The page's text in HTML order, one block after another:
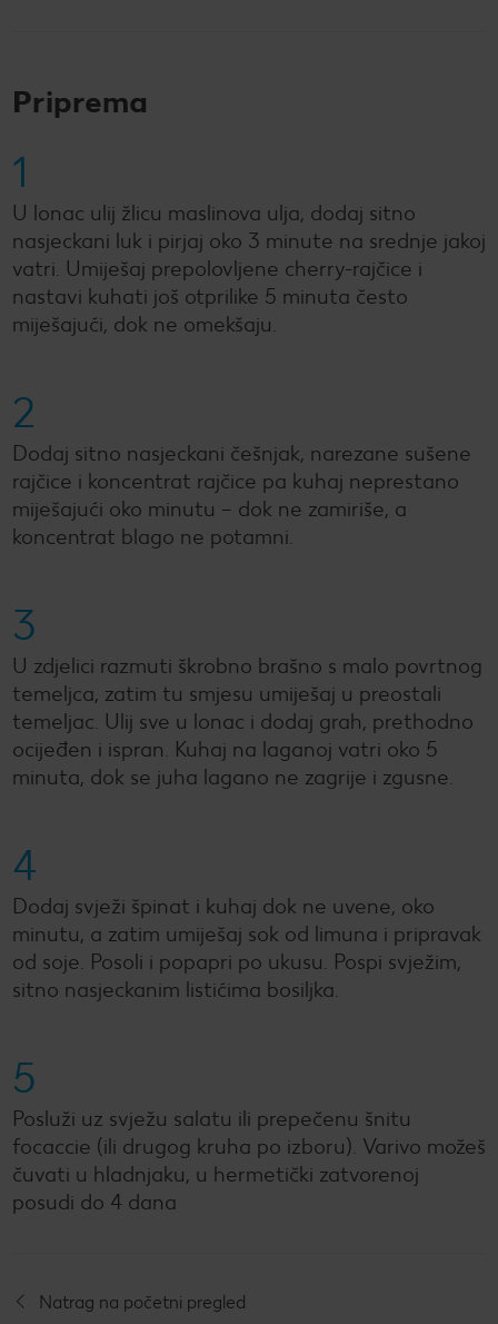
Priprema
1
U lonac ulij žlicu maslinova ulja, dodaj sitno
nasjeckani luk i pirjaj oko 3 minute na srednje jakoj
vatri. Umiješaj prepolovljene cherry-rajčice i
nastavi kuhati još otprilike 5 minuta često
miješajući, dok ne omekšaju.
2
Dodaj sitno nasjeckani češnjak, narezane sušene
rajčice i koncentrat rajčice pa kuhaj neprestano
miješajući oko minutu – dok ne zamiriše, a
koncentrat blago ne potamni.
3
U zdjelici razmuti škrobno brašno s malo povrtnog
temeljca, zatim tu smjesu umiješaj u preostali
temeljac. Ulij sve u lonac i dodaj grah, prethodno
ocijeđen i ispran. Kuhaj na laganoj vatri oko 5
minuta, dok se juha lagano ne zagrije i zgusne.
4
Dodaj svježi špinat i kuhaj dok ne uvene, oko
minutu, a zatim umiješaj sok od limuna i pripravak
od soje. Posoli i popapri po ukusu. Pospi svježim,
sitno nasjeckanim listićima bosiljka.
5
Posluži uz svježu salatu ili prepečenu šnitu
focaccie (ili drugog kruha po izboru). Varivo možeš
čuvati u hladnjaku, u hermetički zatvorenoj
posudi do 4 dana
Natrag na početni pregled